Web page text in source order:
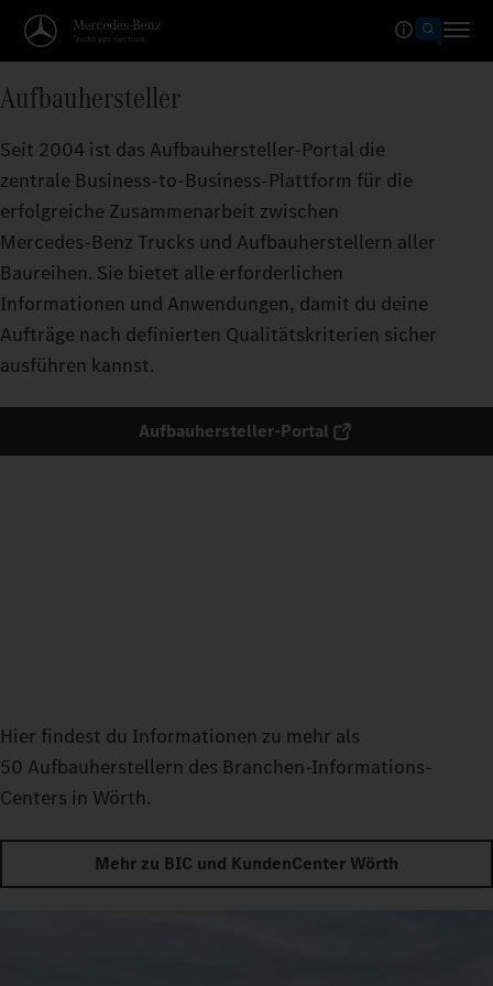
Aufbauhersteller
Seit 2004 ist das Aufbauhersteller-Portal die
zentrale Business-to-Business-Plattform für die
erfolgreiche Zusammenarbeit zwischen
Mercedes‑Benz Trucks und Aufbauherstellern aller
Baureihen. Sie bietet alle erforderlichen
Informationen und Anwendungen, damit du deine
Aufträge nach definierten Qualitätskriterien sicher
ausführen kannst.
Aufbauhersteller-Portal
Hier findest du Informationen zu mehr als
50 Aufbauherstellern des Branchen-Informations-
Centers in Wörth.
Mehr zu BIC und KundenCenter Wörth